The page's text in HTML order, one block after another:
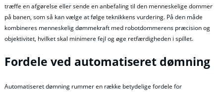
træffe en afgørelse eller sende en anbefaling til den menneskelige dommer
på banen, som så kan vælge at følge teknikkens vurdering. På den måde
kombineres menneskelig dømmekraft med robotdommerens præcision og
objektivitet, hvilket skal minimere fejl og øge retfærdigheden i spillet.
Fordele ved automatiseret dømning
Automatiseret dømning rummer en række betydelige fordele for